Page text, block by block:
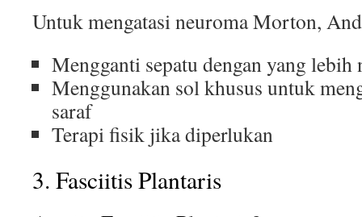
Untuk mengatasi neuroma Morton,
Mengganti sepatu dengan yang lebih
Menggunakan sol khusus untuk
saraf
Terapi fisik jika diperlukan
3. Fasciitis Plantaris